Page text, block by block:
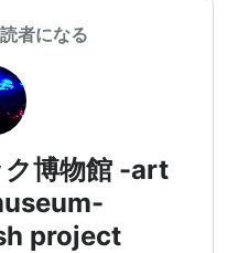
者になる
博物館 -art
project